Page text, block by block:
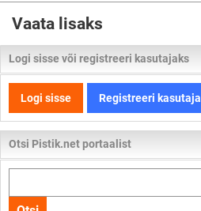
Vaata lisaks
Logi sisse või registreeri kasutajaks
Logi sisse Registreeri kasutaja
Otsi Pistik.net portaalist
kogu